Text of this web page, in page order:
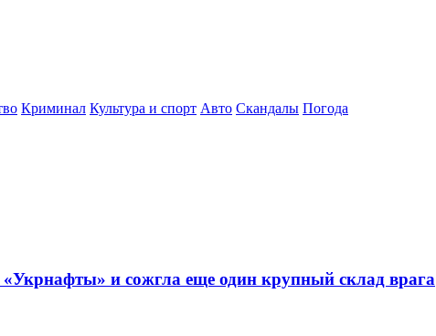
Криминал Культура и спорт Авто Скандалы Погода
и сожгла еще один крупный склад врага